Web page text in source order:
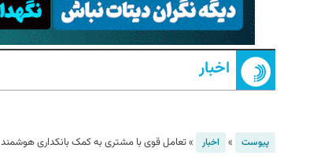
اخبار
پیوست » اخبار »تعامل قوی با مشتری به کمک بانکداری هوشمند